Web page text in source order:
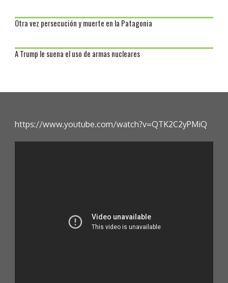
Otra vez persecución y muerte en la Patagonia
A Trump le suena el uso de armas nucleares
https://www.youtube.com/watch?v=QTK2C2yPMiQ